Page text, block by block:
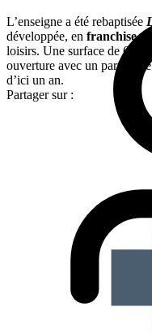
L’enseigne a été rebaptisée
développée, en franchise,
loisirs. Une surface de 60 à
ouverture avec un
d’ici un an.
Partager sur :